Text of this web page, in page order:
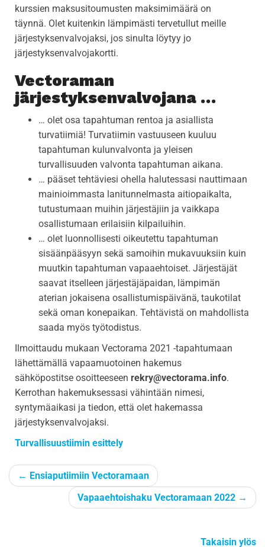
kurssien maksusitoumusten maksimimäärä on
täynnä. Olet kuitenkin lämpimästi tervetullut meille
järjestyksenvalvojaksi, jos sinulta löytyy jo
järjestyksenvalvojakortti.
Vectoraman
järjestyksenvalvojana …
… olet osa tapahtuman rentoa ja asiallista
turvatiimiä! Turvatiimin vastuuseen kuuluu
tapahtuman kulunvalvonta ja yleisen
turvallisuuden valvonta tapahtuman aikana.
… pääset tehtäviesi ohella halutessasi nauttimaan
mainioimmasta lanitunnelmasta aitiopaikalta,
tutustumaan muihin järjestäjiin ja vaikkapa
osallistumaan erilaisiin kilpailuihin.
… olet luonnollisesti oikeutettu tapahtuman
sisäänpääsyyn sekä samoihin mukavuuksiin kuin
muutkin tapahtuman vapaaehtoiset. Järjestäjät
saavat itselleen järjestäjäpaidan, lämpimän
aterian jokaisena osallistumispäivänä, taukotilat
sekä oman konepaikan. Tehtävistä on mahdollista
saada myös työtodistus.
Ilmoittaudu mukaan Vectorama 2021 -tapahtumaan
lähettämällä vapaamuotoinen hakemus
sähköpostitse osoitteeseenrekry@vectorama.info.
Kerrothan hakemuksessasi vähintään nimesi,
syntymäaikasi ja tiedon, että olet hakemassa
järjestyksenvalvojaksi.
Turvallisuustiimin esittely
← Ensiaputiimiin Vectoramaan
Vapaaehtoishaku Vectoramaan 2022 →
Takaisin ylös